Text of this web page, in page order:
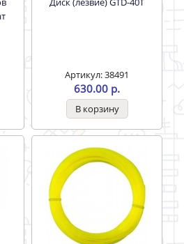
Артикул: 38491
630.00 р.